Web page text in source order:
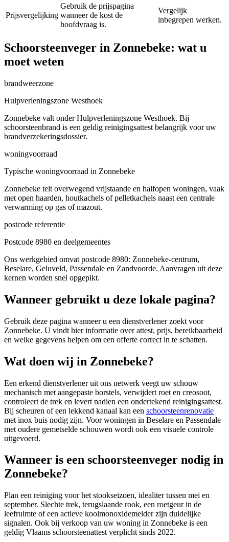
Prijsvergelijking
Gebruik de prijspagina
wanneer de kost de
hoofdvraag is.
Vergelijk
inbegrepen werken.
Schoorsteenveger in Zonnebeke: wat u
moet weten
brandweerzone
Hulpverleningszone Westhoek
Zonnebeke valt onder Hulpverleningszone Westhoek. Bij
schoorsteenbrand is een geldig reinigingsattest belangrijk voor uw
brandverzekeringsdossier.
woningvoorraad
Typische woningvoorraad in Zonnebeke
Zonnebeke telt overwegend vrijstaande en halfopen woningen, vaak
met open haarden, houtkachels of pelletkachels naast een centrale
verwarming op gas of mazout.
postcode referentie
Postcode 8980 en deelgemeentes
Ons werkgebied omvat postcode 8980: Zonnebeke-centrum,
Beselare, Geluveld, Passendale en Zandvoorde. Aanvragen uit deze
kernen worden snel opgepikt.
Wanneer gebruikt u deze lokale pagina?
Gebruik deze pagina wanneer u een dienstverlener zoekt voor
Zonnebeke. U vindt hier informatie over attest, prijs, bereikbaarheid
en welke gegevens helpen om een offerte correct in te schatten.
Wat doen wij in Zonnebeke?
Een erkend dienstverlener uit ons netwerk veegt uw schouw
mechanisch met aangepaste borstels, verwijdert roet en creosoot,
controleert de trek en levert nadien een ondertekend reinigingsattest.
Bij scheuren of een lekkend kanaal kan een schoorsteenrenovatie
met inox buis nodig zijn. Voor woningen in Beselare en Passendale
met oudere gemetselde schouwen wordt ook een visuele controle
uitgevoerd.
Wanneer is een schoorsteenveger nodig in
Zonnebeke?
Plan een reiniging voor het stookseizoen, idealiter tussen mei en
september. Slechte trek, terugslaande rook, een roetgeur in de
leefruimte of een actieve koolmonoxidemelder zijn duidelijke
signalen. Ook bij verkoop van uw woning in Zonnebeke is een
geldig Vlaams schoorsteenattest verplicht sinds 2022.